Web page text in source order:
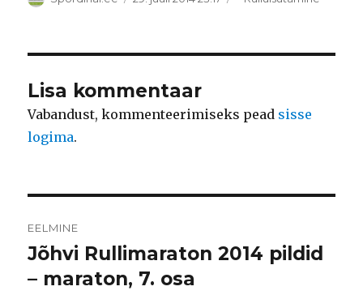
Lisa kommentaar
Vabandust, kommenteerimiseks pead sisse
logima.
EELMINE
Eelmine
postitus:
Jõhvi Rullimaraton 2014 pildid
– maraton, 7. osa